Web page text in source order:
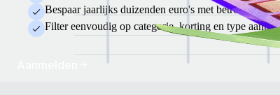
Bespaar jaarlijks duizenden euro's met
Filter eenvoudig op categorie, korting en type